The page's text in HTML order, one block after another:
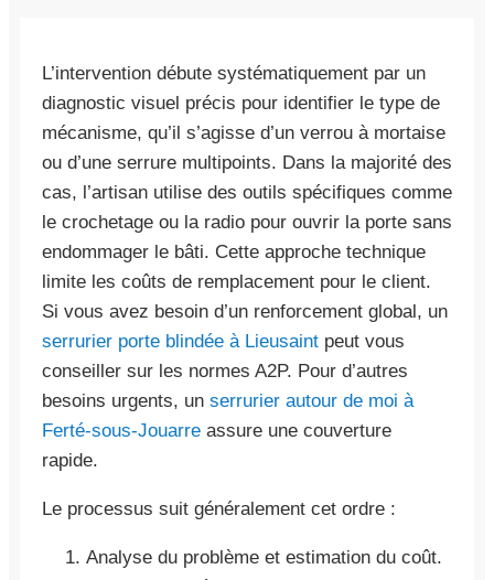
L’intervention débute systématiquement par un
diagnostic visuel précis pour identifier le type de
mécanisme, qu’il s’agisse d’un verrou à mortaise
ou d’une serrure multipoints. Dans la majorité des
cas, l’artisan utilise des outils spécifiques comme
le crochetage ou la radio pour ouvrir la porte sans
endommager le bâti. Cette approche technique
limite les coûts de remplacement pour le client.
Si vous avez besoin d’un renforcement global, un
serrurier porte blindée à Lieusaint peut vous
conseiller sur les normes A2P. Pour d’autres
besoins urgents, un serrurier autour de moi à
Ferté-sous-Jouarre assure une couverture
rapide.
Le processus suit généralement cet ordre :
Analyse du problème et estimation du coût.